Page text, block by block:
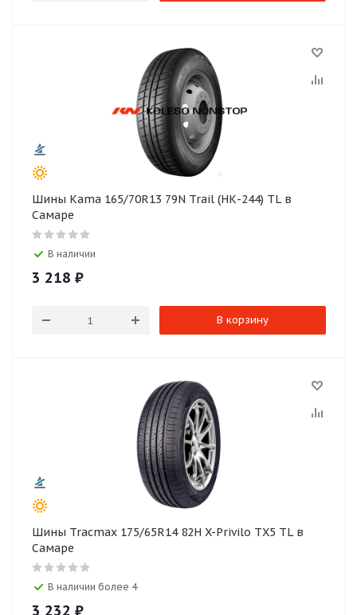
Шины Kama 165/70R13 79N Trail (НК-244) TL в
Самаре
В наличии
3 218 ₽
В корзину
Шины Tracmax 175/65R14 82H X-Privilo TX5 TL в
Самаре
В наличии более 4
3 232 ₽